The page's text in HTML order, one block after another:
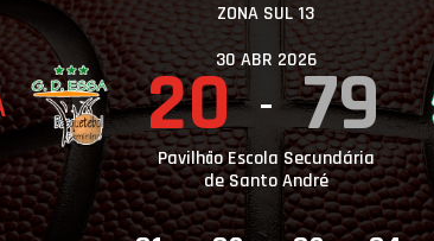
ZONA SUL 13
30 ABR 2026
20 79
Pavilhão Escola Secundária
de Santo André